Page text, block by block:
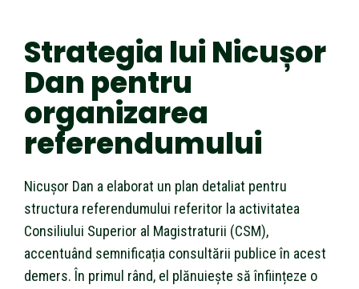
Strategia lui Nicușor
Dan pentru
organizarea
referendumului
Nicușor Dan a elaborat un plan detaliat pentru
structura referendumului referitor la activitatea
Consiliului Superior al Magistraturii (CSM),
accentuând semnificația consultării publice în acest
demers. În primul rând, el plănuiește să înființeze o